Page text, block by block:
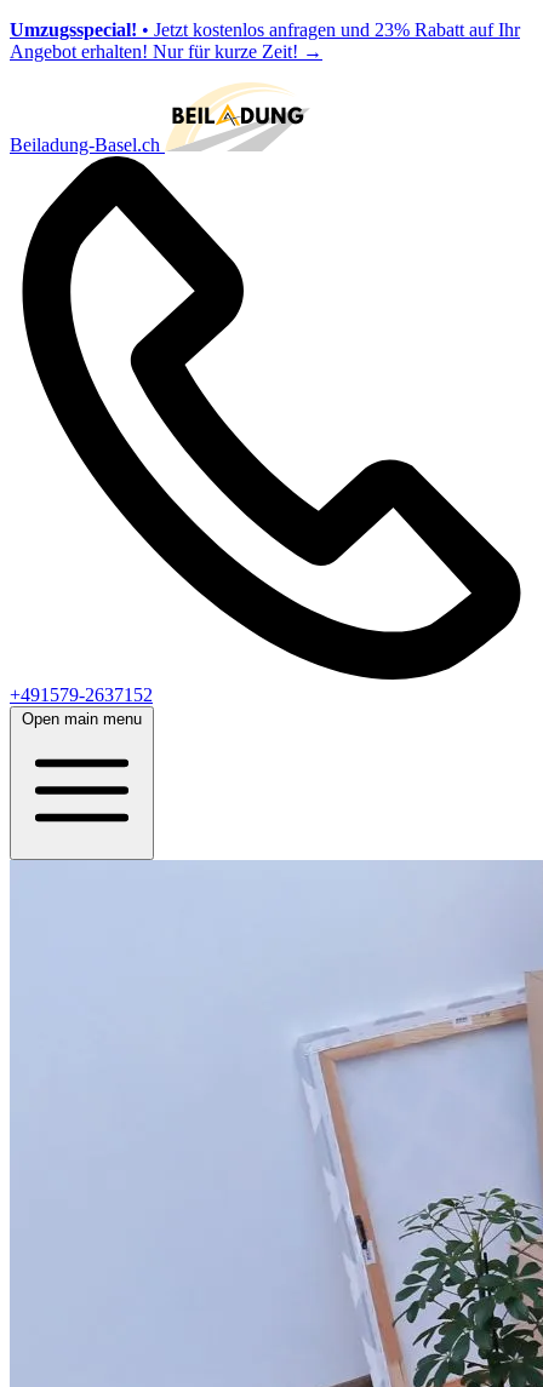
Umzugsspecial! • Jetzt kostenlos anfragen und 23% Rabatt auf Ihr
Angebot erhalten! Nur für kurze Zeit! →
Beiladung-Basel.ch
+491579-2637152
Open main menu